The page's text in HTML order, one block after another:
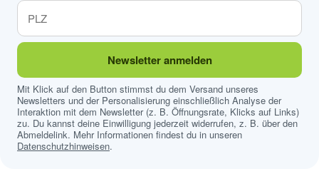
Newsletter anmelden
Mit Klick auf den Button stimmst du dem Versand unseres
Newsletters und der Personalisierung einschließlich Analyse der
Interaktion mit dem Newsletter (z. B. Öffnungsrate, Klicks auf Links)
zu. Du kannst deine Einwilligung jederzeit widerrufen, z. B. über den
Abmeldelink. Mehr Informationen findest du in unseren
Datenschutzhinweisen.